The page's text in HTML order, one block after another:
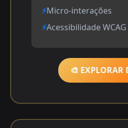
Micro-interações
Acessibilidade WCAG
🎨 EXPLORAR